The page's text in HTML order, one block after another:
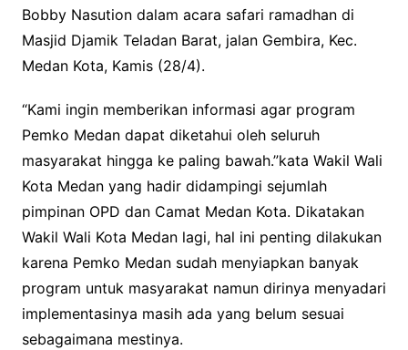
Bobby Nasution dalam acara safari ramadhan di
Masjid Djamik Teladan Barat, jalan Gembira, Kec.
Medan Kota, Kamis (28/4).
“Kami ingin memberikan informasi agar program
Pemko Medan dapat diketahui oleh seluruh
masyarakat hingga ke paling bawah.”kata Wakil Wali
Kota Medan yang hadir didampingi sejumlah
pimpinan OPD dan Camat Medan Kota. Dikatakan
Wakil Wali Kota Medan lagi, hal ini penting dilakukan
karena Pemko Medan sudah menyiapkan banyak
program untuk masyarakat namun dirinya menyadari
implementasinya masih ada yang belum sesuai
sebagaimana mestinya.